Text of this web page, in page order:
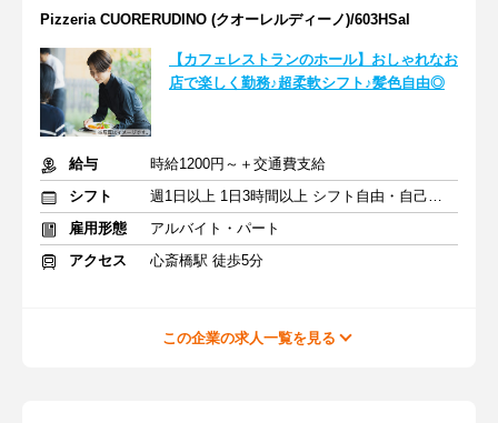
Pizzeria CUORERUDINO (クオーレルディーノ)/603HSal
【カフェレストランのホール】おしゃれなお
店で楽しく勤務♪超柔軟シフト♪髪色自由◎
給与
時給1200円～＋交通費支給
シフト
週1日以上 1日3時間以上 シフト自由・自己申告
雇用形態
アルバイト・パート
アクセス
心斎橋駅 徒歩5分
この企業の求人一覧を見る